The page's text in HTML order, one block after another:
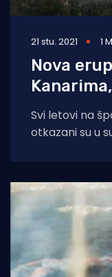
21 stu. 2021 1
Nova
Svi letovi na
otkazani su u